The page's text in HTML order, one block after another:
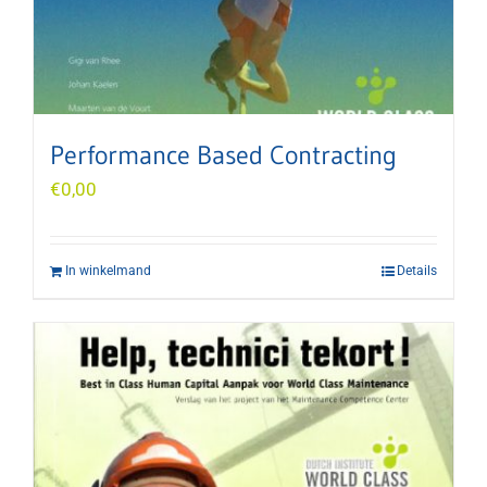
Performance Based Contracting
€0,00
In winkelmand Details